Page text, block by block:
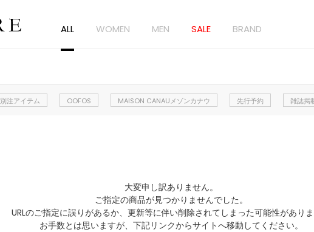
ALL WOMEN MEN SALE BRAND
別注アイテム OOFOS MAISON CANAUメゾンカナウ 先行予約 雑誌掲
大変申し訳ありません。
ご指定の商品が見つかりませんでした。
URLのご指定に誤りがあるか、更新等に伴い削除されてしまった可能性がありま
お手数とは思いますが、下記リンクからサイトへ移動してください。